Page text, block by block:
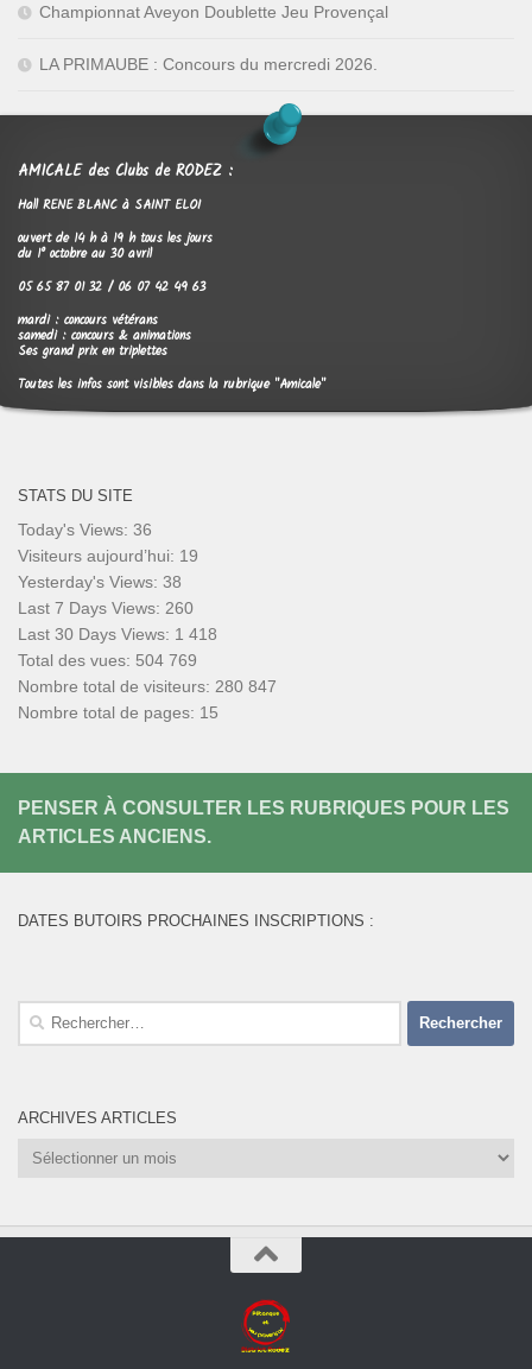
Championnat Aveyon Doublette Jeu Provençal
LA PRIMAUBE : Concours du mercredi 2026.
AMICALE des Clubs de RODEZ :
Hall RENE BLANC à SAINT ELOI
ouvert de 14 h à 19 h tous les jours
du 1° octobre au 30 avril
05 65 87 01 32 / 06 07 42 49 63
mardi : concours vétérans
samedi : concours & animations
Ses grand prix en triplettes
Toutes les infos sont visibles dans la rubrique "Amicale"
STATS DU SITE
Today's Views: 36
Visiteurs aujourd’hui: 19
Yesterday's Views: 38
Last 7 Days Views: 260
Last 30 Days Views: 1 418
Total des vues: 504 769
Nombre total de visiteurs: 280 847
Nombre total de pages: 15
PENSER À CONSULTER LES RUBRIQUES POUR LES
ARTICLES ANCIENS.
DATES BUTOIRS PROCHAINES INSCRIPTIONS :
Rechercher :
ARCHIVES ARTICLES
Archives